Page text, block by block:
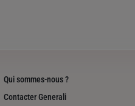
Qui sommes-nous ?
Contacter Generali